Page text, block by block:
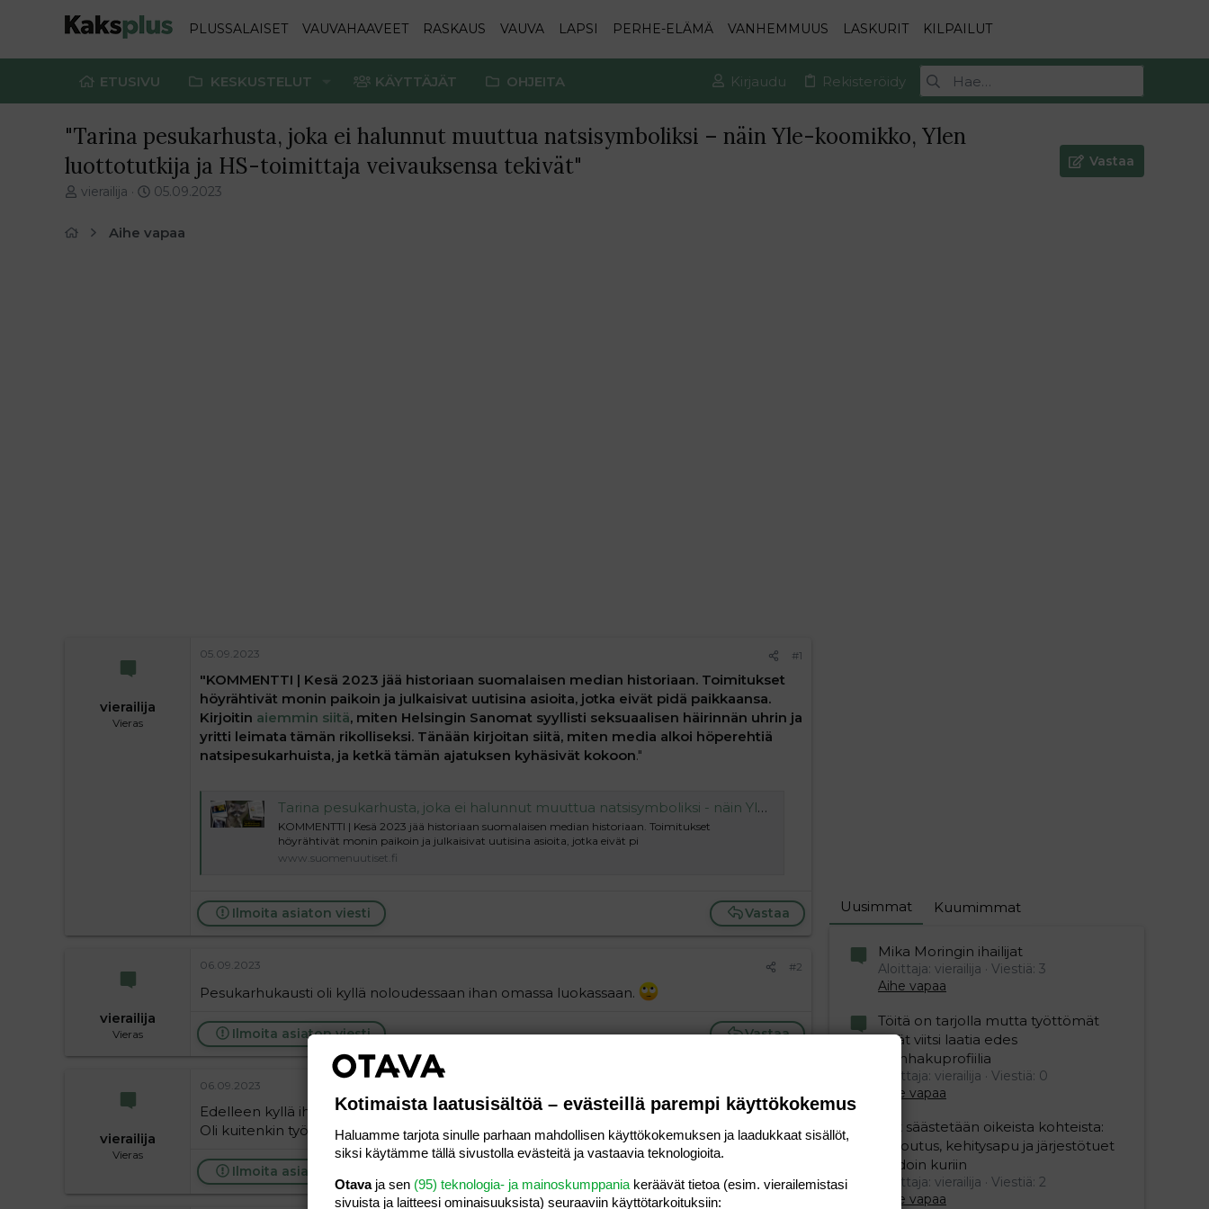
PLUSSALAISET VAUVAHAAVEET RASKAUS VAUVA LAPSI PERHE-ELÄMÄ VANHEMMUUS LASKURIT KILPAILUT
ETUSIVU KESKUSTELUT KÄYTTÄJÄT OHJEITA Kirjaudu Rekisteröidy
"Tarina pesukarhusta, joka ei halunnut muuttua natsisymboliksi – näin Yle-koomikko, Ylen
luottotutkija ja HS-toimittaja veivauksensa tekivät"
V
vierailija
E
i
05.09.2023
Vastaa
Aihe vapaa
vierailija
Vieras
05.09.2023 #1
"KOMMENTTI | Kesä 2023 jää historiaan suomalaisen median historiaan. Toimitukset
höyrähtivät monin paikoin ja julkaisivat uutisina asioita, jotka eivät pidä paikkaansa.
Kirjoitin aiemmin siitä, miten Helsingin Sanomat syyllisti seksuaalisen häirinnän uhrin ja
yritti leimata tämän rikolliseksi. Tänään kirjoitan siitä, miten media alkoi höperehtiä
natsipesukarhuista, ja ketkä tämän ajatuksen kyhäsivät kokoon."
Tarina pesukarhusta, joka ei halunnut muuttua natsisymboliksi - näin Yle-koomikko, Ylen luottotutkija ja HS-toimittaja veivauksensa tekivät - Suomen Uutiset
KOMMENTTI | Kesä 2023 jää historiaan suomalaisen median historiaan. Toimitukset
höyrähtivät monin paikoin ja julkaisivat uutisina asioita, jotka eivät pi
www.suomenuutiset.fi
Vastaa
Ilmoita asiaton viesti
vierailija
Vieras
06.09.2023 #2
Pesukarhukausti oli kyllä noloudessaan ihan omassa luokassaan.
Vastaa
Ilmoita asiaton viesti
vierailija
Vieras
06.09.2023
Edelleen kyllä ihmettelen, että tuollaiseen tilaisuuteen puetaan joku söpö eläinkravatti.
Oli kuitenkin työpaikan säilymisestä kyse.
Ilmoita asiaton viesti
Uusimmat Kuumimmat
Mika Moringin ihailijat
Aloittaja: vierailija
Viestiä: 3
Aihe vapaa
Töitä on tarjolla mutta työttömät
eivät viitsi laatia edes
työnhakuprofiilia
Aloittaja: vierailija
Viestiä: 0
Aihe vapaa
Nyt säästetään oikeista kohteista:
kotoutus, kehitysapu ja järjestötuet
vihdoin kuriin
Aloittaja: vierailija
Viestiä: 2
Aihe vapaa
Kotimaista laatusisältöä – evästeillä parempi käyttökokemus
Haluamme tarjota sinulle parhaan mahdollisen käyttökokemuksen ja laadukkaat sisällöt,
siksi käytämme tällä sivustolla evästeitä ja vastaavia teknologioita.
Otavaja sen (95) teknologia- ja mainoskumppania keräävät tietoa (esim. vierailemis­tasi
sivuista ja laitteesi ominaisuuk­sista) seuraaviin käyttötarkoituksiin: